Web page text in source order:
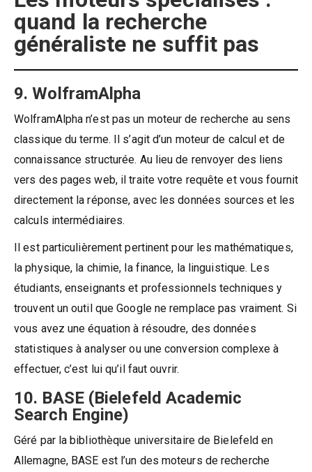
quand la recherche
généraliste ne suffit pas
9. WolframAlpha
WolframAlpha n’est pas un moteur de recherche au sens
classique du terme. Il s’agit d’un moteur de calcul et de
connaissance structurée. Au lieu de renvoyer des liens
vers des pages web, il traite votre requête et vous fournit
directement la réponse, avec les données sources et les
calculs intermédiaires.
Il est particulièrement pertinent pour les mathématiques,
la physique, la chimie, la finance, la linguistique. Les
étudiants, enseignants et professionnels techniques y
trouvent un outil que Google ne remplace pas vraiment. Si
vous avez une équation à résoudre, des données
statistiques à analyser ou une conversion complexe à
effectuer, c’est lui qu’il faut ouvrir.
10. BASE (Bielefeld Academic
Search Engine)
Géré par la bibliothèque universitaire de Bielefeld en
Allemagne, BASE est l’un des moteurs de recherche